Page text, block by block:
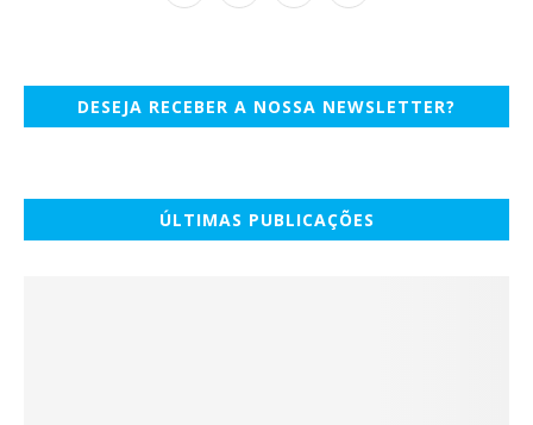
DESEJA RECEBER A NOSSA NEWSLETTER?
ÚLTIMAS PUBLICAÇÕES